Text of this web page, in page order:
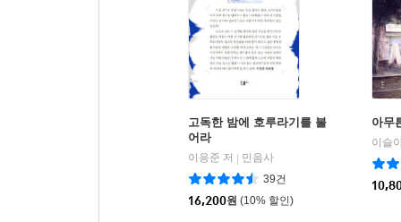
저자가 일본에 체류하는 동안 진행하는 번역 워
감각의 전승”이라고 말하며, 자신이 쓴 시 구절 중
(パチパチ)’ 대신 ‘메라메라(メラメラ)’를 써야
언어가 가진 느낌, 말맛, 구조 등 다양한 요소를
남기기도 하는 저자의 언어에 관한 호기심은 글
고독한 밤에 호루라기를 불
어라
이응준 저 | 민음사
39건
16,200원 (10% 할인)
아무
이슬